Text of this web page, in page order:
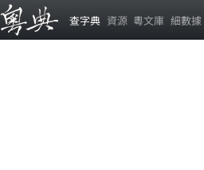
查字典 資源 粵文庫 細數據